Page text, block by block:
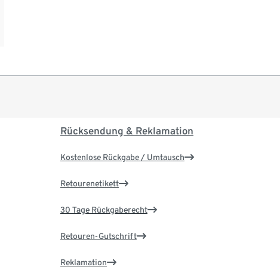
Rücksendung & Reklamation
Kostenlose Rückgabe / Umtausch
Retourenetikett
30 Tage Rückgaberecht
Retouren-Gutschrift
Reklamation